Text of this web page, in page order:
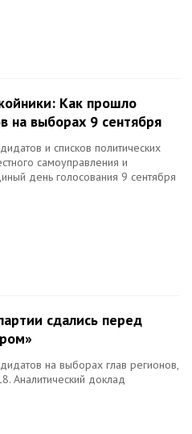
Как прошло
на выборах 9 сентября
и списков политических
самоуправления и
день голосования 9 сентября
сдались перед
на выборах глав регионов,
Аналитический доклад